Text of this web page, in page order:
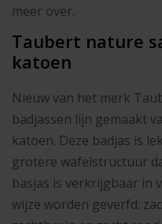
meer over.
Taubert nature
katoen
Nieuw van het merk
badjassen lijn gemaakt
katoen. Deze badjas is
grotere wafelstructuur
basjas is verkrijgbaar in
wijze worden geverfd: